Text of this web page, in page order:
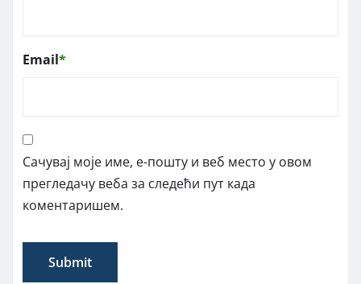
Email*
Сачувај моје име, е-пошту и веб место у овом
прегледачу веба за следећи пут када
коментаришем.